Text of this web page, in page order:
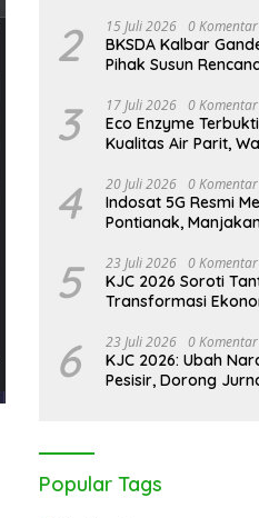
2 15 Juli 2026 0 Komentar
BKSDA Kalbar
Pihak Susun
Karimata 2027-2036
3 17 Juli 2026 0 Komentar
Eco Enzyme
Kualitas Air Parit,
4 20 Juli 2026 0 Komentar
Indosat 5G Resmi
Pontianak,
5 23 Juli 2026 0 Komentar
KJC 2026 Soroti
Transformasi
6 23 Juli 2026 0 Komentar
KJC 2026: Ubah
Pesisir, Dorong
Popular Tags